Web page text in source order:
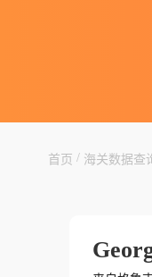
首页 / 海关数据查